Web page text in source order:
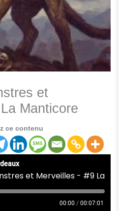
et
Manticore
ce contenu
00:00 / 00:07:01